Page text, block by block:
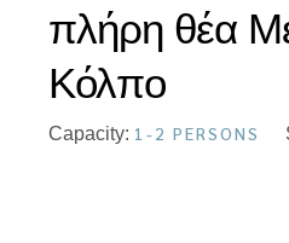
πλήρη θέα
Κόλπο
Capacity: 1-2 PERSONS